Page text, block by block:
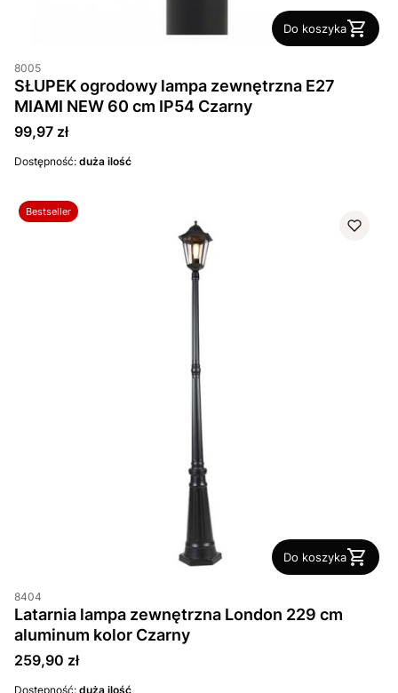
Do koszyka
8005
SŁUPEK ogrodowy lampa zewnętrzna E27
MIAMI NEW 60 cm IP54 Czarny
Cena
99,97 zł
Dostępność: duża ilość
Bestseller
Do koszyka
8404
Latarnia lampa zewnętrzna London 229 cm
aluminum kolor Czarny
Cena
259,90 zł
Dostępność: duża ilość